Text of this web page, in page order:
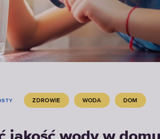
ZDROWIE WODA DOM